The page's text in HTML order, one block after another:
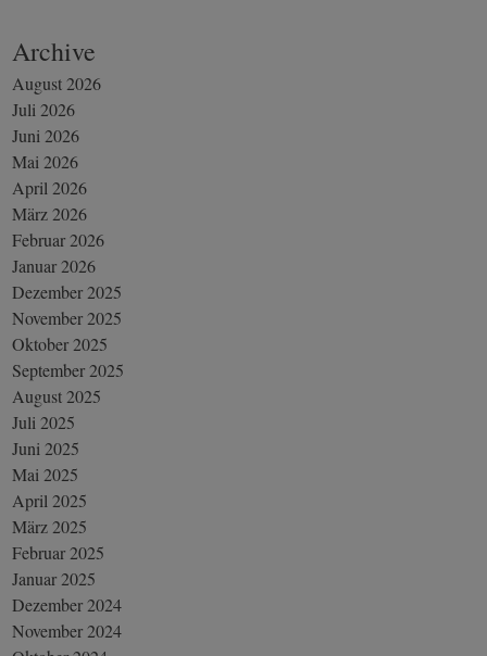
Archive
August 2026
Juli 2026
Juni 2026
Mai 2026
April 2026
März 2026
Februar 2026
Januar 2026
Dezember 2025
November 2025
Oktober 2025
September 2025
August 2025
Juli 2025
Juni 2025
Mai 2025
April 2025
März 2025
Februar 2025
Januar 2025
Dezember 2024
November 2024